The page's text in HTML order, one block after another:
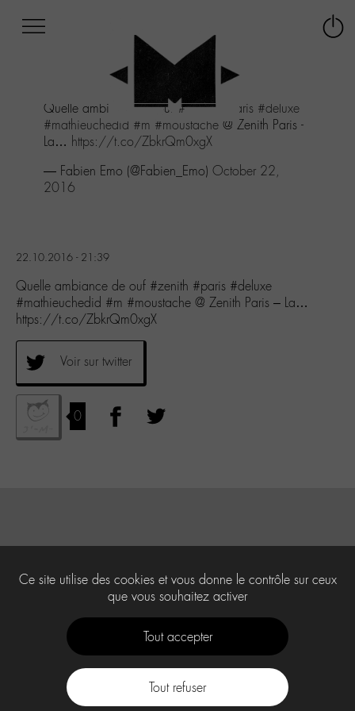
au
menu
Aller
contenu
Aller
Quelle ambiance de ouf#zenith #paris #deluxe
#mathieuchedid #m #moustache @ Zenith Paris -
La… https://t.co/ZbkrQm0xgX
— Fabien Emo (@Fabien_Emo) October 22,
2016
22.10.2016 - 21:39
Quelle ambiance de ouf #zenith #paris #deluxe
#mathieuchedid #m #moustache @ Zenith Paris – La…
https://t.co/ZbkrQm0xgX
Voir sur twitter
0
Ce site utilise des cookies et vous donne le contrôle sur ceux
que vous souhaitez activer
Tout accepter
Tout refuser